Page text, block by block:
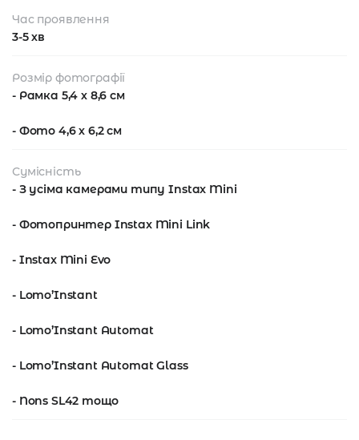
Час проявлення
3-5 хв
Розмір фотографії
- Рамка 5,4 х 8,6 см
- Фото 4,6 х 6,2 см
Сумісність
- З усіма камерами типу Instax Mini
- Фотопринтер Instax Mini Link
- Instax Mini Evo
- Lomo’Instant
- Lomo’Instant Automat
- Lomo’Instant Automat Glass
- Nons SL42 тощо